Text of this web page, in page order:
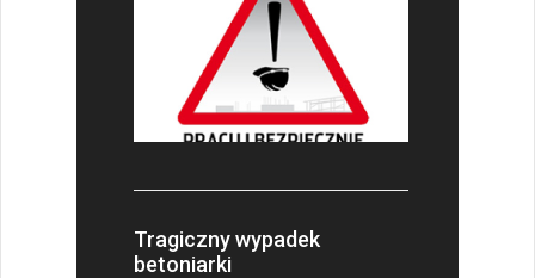
Tragiczny wypadek
betoniarki